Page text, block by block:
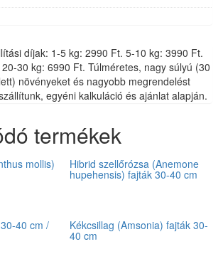
díjak: 1-5 kg: 2990 Ft. 5-10 kg: 3990 Ft.
30 kg: 6990 Ft. Túlméretes, nagy súlyú (30
növényeket és nagyobb megrendelést
egyéni kalkuláció és ajánlat alapján.
termékek
mollis) Hibrid szellőrózsa (Anemone
hupehensis) fajták 30-40 cm
40 cm / Kékcsillag (Amsonia) fajták 30-
40 cm